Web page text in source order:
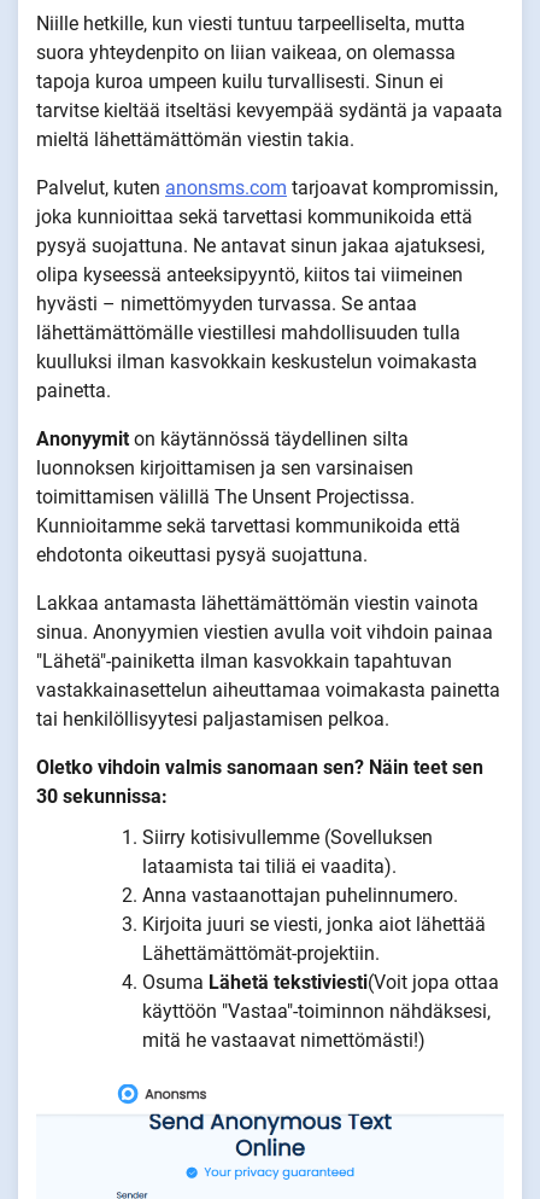
Niille hetkille, kun viesti tuntuu tarpeelliselta, mutta
suora yhteydenpito on liian vaikeaa, on olemassa
tapoja kuroa umpeen kuilu turvallisesti. Sinun ei
tarvitse kieltää itseltäsi kevyempää sydäntä ja vapaata
mieltä lähettämättömän viestin takia.
Palvelut, kuten anonsms.com tarjoavat kompromissin,
joka kunnioittaa sekä tarvettasi kommunikoida että
pysyä suojattuna. Ne antavat sinun jakaa ajatuksesi,
olipa kyseessä anteeksipyyntö, kiitos tai viimeinen
hyvästi – nimettömyyden turvassa. Se antaa
lähettämättömälle viestillesi mahdollisuuden tulla
kuulluksi ilman kasvokkain keskustelun voimakasta
painetta.
Anonyymit on käytännössä täydellinen silta
luonnoksen kirjoittamisen ja sen varsinaisen
toimittamisen välillä The Unsent Projectissa.
Kunnioitamme sekä tarvettasi kommunikoida että
ehdotonta oikeuttasi pysyä suojattuna.
Lakkaa antamasta lähettämättömän viestin vainota
sinua. Anonyymien viestien avulla voit vihdoin painaa
"Lähetä"-painiketta ilman kasvokkain tapahtuvan
vastakkainasettelun aiheuttamaa voimakasta painetta
tai henkilöllisyytesi paljastamisen pelkoa.
Oletko vihdoin valmis sanomaan sen? Näin teet sen
30 sekunnissa:
Siirry kotisivullemme (Sovelluksen
lataamista tai tiliä ei vaadita).
Anna vastaanottajan puhelinnumero.
Kirjoita juuri se viesti, jonka aiot lähettää
Lähettämättömät-projektiin.
Osuma Lähetä tekstiviesti(Voit jopa ottaa
käyttöön "Vastaa"-toiminnon nähdäksesi,
mitä he vastaavat nimettömästi!)